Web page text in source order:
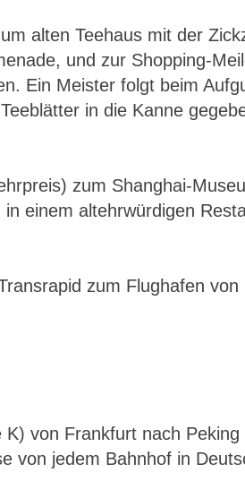
alten Teehaus mit der
und zur Shopping-
Ein Meister folgt beim
in die Kanne
zum Shanghai-
einem altehrwürdigen
zum Flughafen
von Frankfurt nach
von jedem Bahnhof in